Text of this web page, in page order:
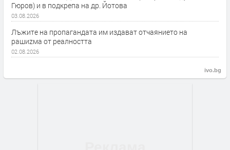
Гюров) и в подкрепа на др. Йотова
03.08.2026
Лъжите на пропагандата им издават отчаянието на
рашиzма от реалността
02.08.2026
ivo.bg